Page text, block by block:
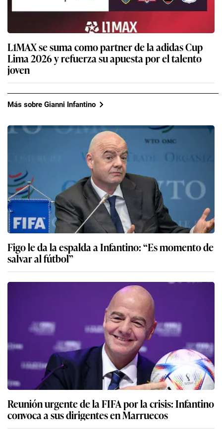
L1MAX se suma como partner de la adidas Cup
Lima 2026 y refuerza su apuesta por el talento
joven
Más sobre Gianni Infantino
Figo le da la espalda a Infantino: “Es momento de
salvar al fútbol”
Reunión urgente de la FIFA por la crisis: Infantino
convoca a sus dirigentes en Marruecos